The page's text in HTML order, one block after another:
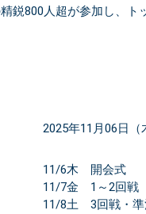
鋭800人超が参加し、ト
2025年11月06日（
11/6木 開会式
11/7金 1～2回戦
11/8土 3回戦・準